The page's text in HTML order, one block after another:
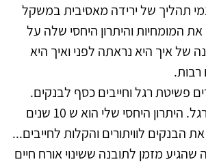
תהליך של ירידה מאסיבית במשקל
המומחיות והיתרון היחסי שלה על
של איך היא נראתה לפני ואיך היא
פשיטת רגל וחייבים כסף לבנקים.
לפני כן 10 שנים עבדתי בייצוג בנקים מול חייבים בהליכי פשיטת רגל. היתרון היחסי שלי הוא ש 10 שנים
הבנקים לוויתורים והקלות לחייבים...
שהגיע מזמן לתובנה ששינוי אורח חיים